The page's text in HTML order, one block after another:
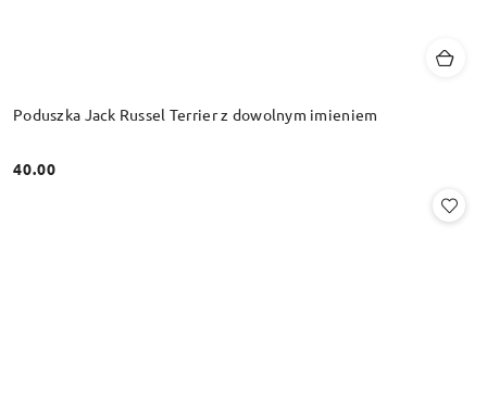
Poduszka Jack Russel Terrier z dowolnym imieniem
Cena:
40.00